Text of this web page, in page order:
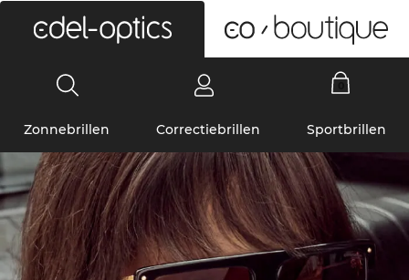
Zonnebrillen Correctiebrillen Sportbrillen